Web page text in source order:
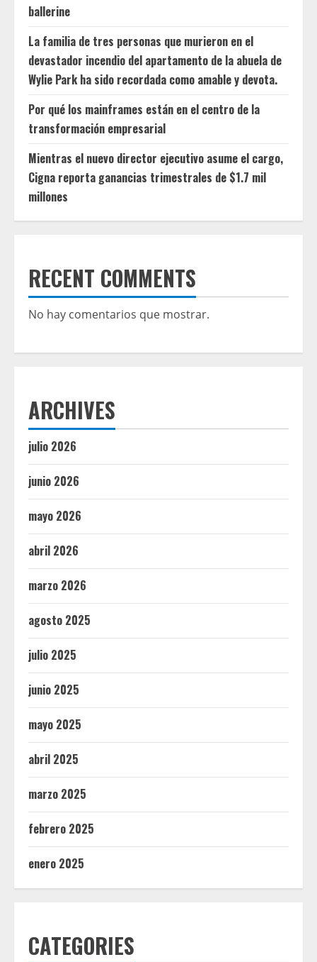
ballerine
La familia de tres personas que murieron en el
devastador incendio del apartamento de la abuela de
Wylie Park ha sido recordada como amable y devota.
Por qué los mainframes están en el centro de la
transformación empresarial
Mientras el nuevo director ejecutivo asume el cargo,
Cigna reporta ganancias trimestrales de $1.7 mil
millones
RECENT COMMENTS
No hay comentarios que mostrar.
ARCHIVES
julio 2026
junio 2026
mayo 2026
abril 2026
marzo 2026
agosto 2025
julio 2025
junio 2025
mayo 2025
abril 2025
marzo 2025
febrero 2025
enero 2025
CATEGORIES